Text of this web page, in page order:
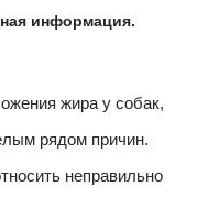
информация.
жира у собак,
рядом причин.
неправильно